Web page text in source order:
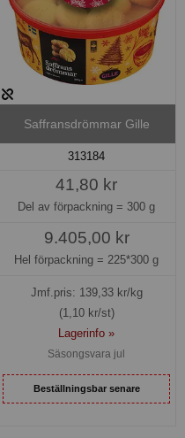
Saffransdrömmar Gille
313184
41,80 kr
Del av förpackning = 300 g
9.405,00 kr
Hel förpackning = 225*300 g
Jmf.pris: 139,33kr/kg
(1,10 kr/st)
Lagerinfo »
Säsongsvara jul
Beställningsbar senare